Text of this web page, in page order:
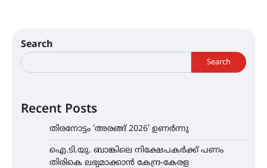
Search
Search
Recent Posts
തിരനോട്ടം ‘അരങ്ങ് 2026’ ഉണർന്നു
ഐ.ടി.യു. ബാങ്കിലെ നിക്ഷേപകർക്ക് പണം
തിരികെ ലഭ്യമാക്കാൻ കേന്ദ്ര-കേരള